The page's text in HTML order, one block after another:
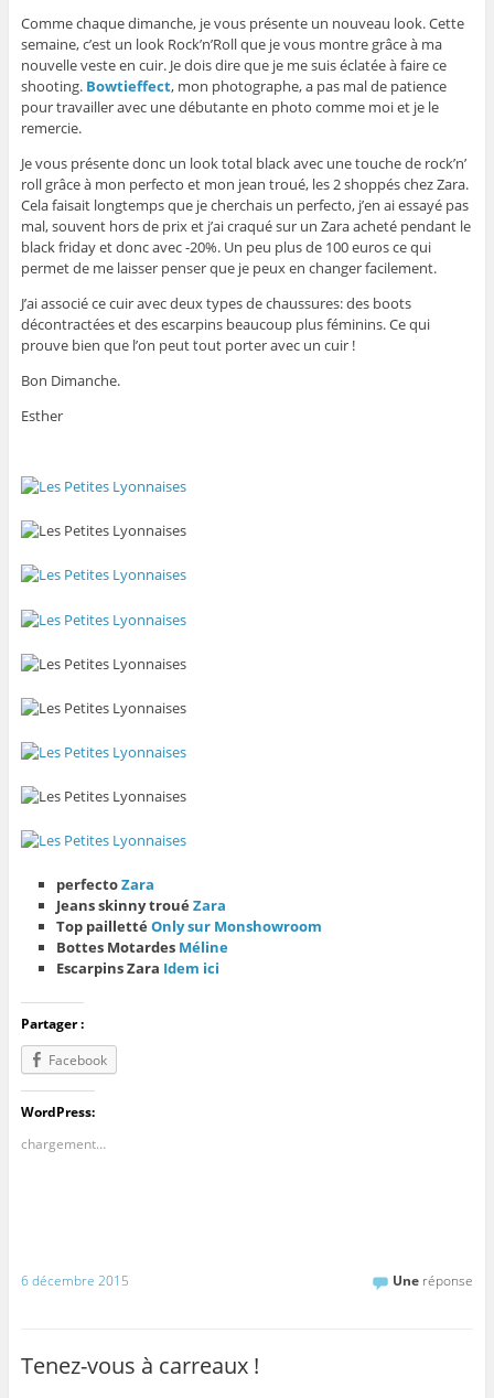
Comme chaque dimanche, je vous présente un nouveau look. Cette
semaine, c’est un look Rock’n’Roll que je vous montre grâce à ma
nouvelle veste en cuir. Je dois dire que je me suis éclatée à faire ce
shooting. Bowtieffect, mon photographe, a pas mal de patience
pour travailler avec une débutante en photo comme moi et je le
remercie.
Je vous présente donc un look total black avec une touche de rock’n’
roll grâce à mon perfecto et mon jean troué, les 2 shoppés chez Zara.
Cela faisait longtemps que je cherchais un perfecto, j’en ai essayé pas
mal, souvent hors de prix et j’ai craqué sur un Zara acheté pendant le
black friday et donc avec -20%. Un peu plus de 100 euros ce qui
permet de me laisser penser que je peux en changer facilement.
J’ai associé ce cuir avec deux types de chaussures: des boots
décontractées et des escarpins beaucoup plus féminins. Ce qui
prouve bien que l’on peut tout porter avec un cuir !
Bon Dimanche.
Esther
perfectoZara
Jeans skinny trouéZara
Top paillettéOnly sur Monshowroom
Bottes Motardes Méline
Escarpins Zara Idem ici
Partager :
Facebook
WordPress:
chargement…
6 décembre 2015 Une réponse
Tenez-vous à carreaux !